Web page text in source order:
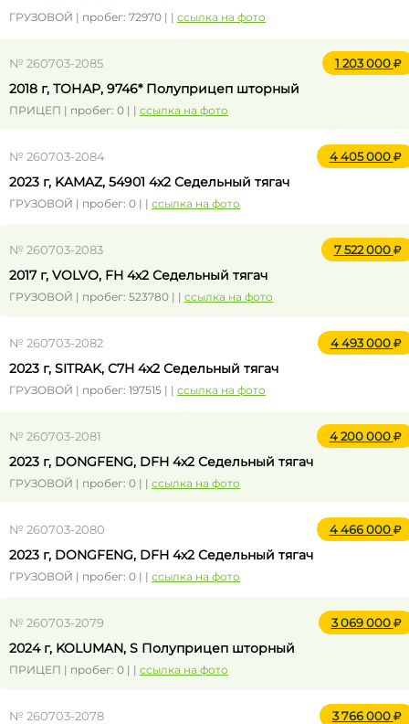
ГРУЗОВОЙ | пробег: 72970 | | ссылка на фото
№ 260703-2085 1 203 000
2018 г, ТОНАР, 9746* Полуприцеп шторный
ПРИЦЕП | пробег: 0 | | ссылка на фото
№ 260703-2084 4 405 000
2023 г, KAMAZ, 54901 4x2 Седельный тягач
ГРУЗОВОЙ | пробег: 0 | | ссылка на фото
№ 260703-2083 7 522 000
2017 г, VOLVO, FH 4x2 Седельный тягач
ГРУЗОВОЙ | пробег: 523780 | | ссылка на фото
№ 260703-2082 4 493 000
2023 г, SITRAK, C7H 4x2 Седельный тягач
ГРУЗОВОЙ | пробег: 197515 | | ссылка на фото
№ 260703-2081 4 200 000
2023 г, DONGFENG, DFH 4x2 Седельный тягач
ГРУЗОВОЙ | пробег: 0 | | ссылка на фото
№ 260703-2080 4 466 000
2023 г, DONGFENG, DFH 4x2 Седельный тягач
ГРУЗОВОЙ | пробег: 0 | | ссылка на фото
№ 260703-2079 3 069 000
2024 г, KOLUMAN, S Полуприцеп шторный
ПРИЦЕП | пробег: 0 | | ссылка на фото
№ 260703-2078 3 766 000